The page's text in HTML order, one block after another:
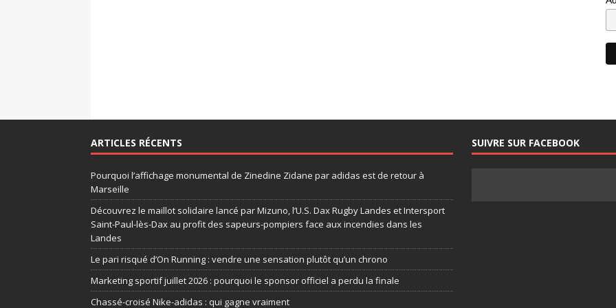
ARTICLES RÉCENTS
Pourquoi l’affichage monumental de Zinedine Zidane par adidas est de retour à
Marseille
Découvrez le maillot solidaire lancé par Mizuno, l’U.S. Dax Rugby Landes et Intersport
Saint-Paul-lès-Dax au profit des sapeurs-pompiers face aux incendies dans les
Landes
Le pari risqué d’On Running : vendre une sensation plutôt qu’un chrono
Marketing sportif juillet 2026 : pourquoi le sponsor officiel a perdu la finale
Chassé-croisé Nike-adidas : qui gagne vraiment
SUIVRE SUR FACEBOOK